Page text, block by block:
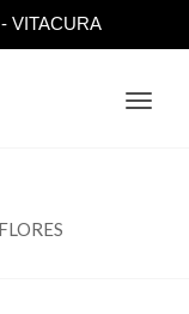
VITACURA